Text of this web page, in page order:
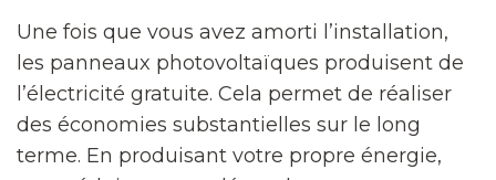
Une fois que vous avez amorti l’installation,
les panneaux photovoltaïques produisent de
l’électricité gratuite. Cela permet de réaliser
des économies substantielles sur le long
terme. En produisant votre propre énergie,